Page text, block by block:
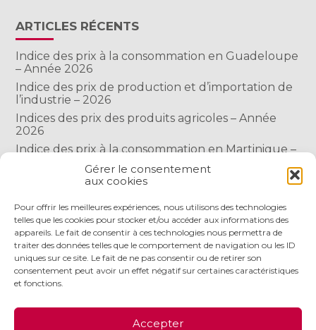
Gérer le consentement
aux cookies
Pour offrir les meilleures expériences, nous utilisons des technologies
telles que les cookies pour stocker et/ou accéder aux informations des
appareils. Le fait de consentir à ces technologies nous permettra de
traiter des données telles que le comportement de navigation ou les ID
uniques sur ce site. Le fait de ne pas consentir ou de retirer son
consentement peut avoir un effet négatif sur certaines caractéristiques
et fonctions.
Accepter
ARTICLES RÉCENTS
Indice des prix à la consommation en Guadeloupe
– Année 2026
Indice des prix de production et d’importation de
l’industrie – 2026
Indices des prix des produits agricoles – Année
2026
Indice des prix à la consommation en Martinique –
Indice des prix à la consommation à Mayotte –
COMMENTAIRES RÉCENTS
NOS SERVICES